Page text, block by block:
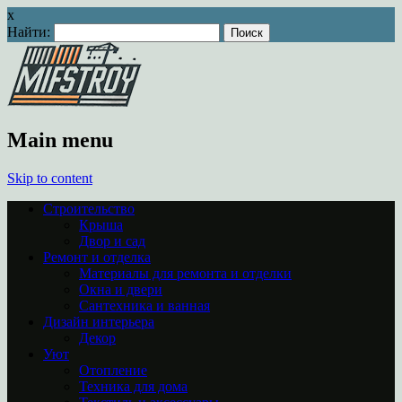
x
Найти:
Main menu
Skip to content
Строительство
Крыша
Двор и сад
Ремонт и отделка
Материалы для ремонта и отделки
Окна и двери
Сантехника и ванная
Дизайн интерьера
Декор
Уют
Отопление
Техника для дома